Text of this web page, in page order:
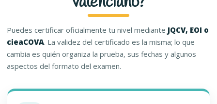
Puedes certificar oficialmente tu nivel mediante JQCV, EOI o
cieaCOVA. La validez del certificado es la misma; lo que
cambia es quién organiza la prueba, sus fechas y algunos
aspectos del formato del examen.